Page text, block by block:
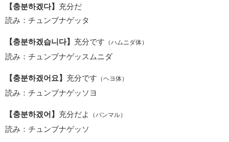
【충분하겠다】 充分だ
読み：チュンブナゲッタ
【충분하겠습니다】 充分です （ハムニダ体）
読み：チュンブナゲッスムニダ
【충분하겠어요】 充分です （ヘヨ体）
読み：チュンブナゲッソヨ
【충분하겠어】 充分だよ （パンマル）
読み：チュンブナゲッソ